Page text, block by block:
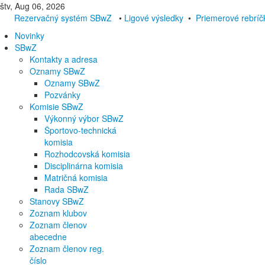
štv, Aug 06, 2026
Rezervačný systém SBwZ • Ligové výsledky • Priemerové
Novinky
SBwZ
Kontakty a adresa
Oznamy SBwZ
Oznamy SBwZ
Pozvánky
Komisie SBwZ
Výkonný výbor SBwZ
Športovo-technická
komisia
Rozhodcovská komisia
Disciplinárna komisia
Matričná komisia
Rada SBwZ
Stanovy SBwZ
Zoznam klubov
Zoznam členov
abecedne
Zoznam členov reg.
číslo